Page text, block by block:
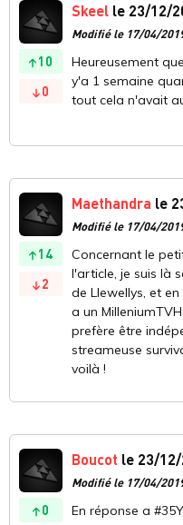
10
0
Skeel le 23/12/
Modifié le 17/04/
Heureusement
y'a 1 semaine
tout cela n'avait
14
2
Maethandra le
Modifié le 17/04/
Concernant le
l'article, je suis là
de Llewellys, et
a un
prefère être
streameuse
voilà !
0
Boucot le 23/
Modifié le 17/04/
En réponse a